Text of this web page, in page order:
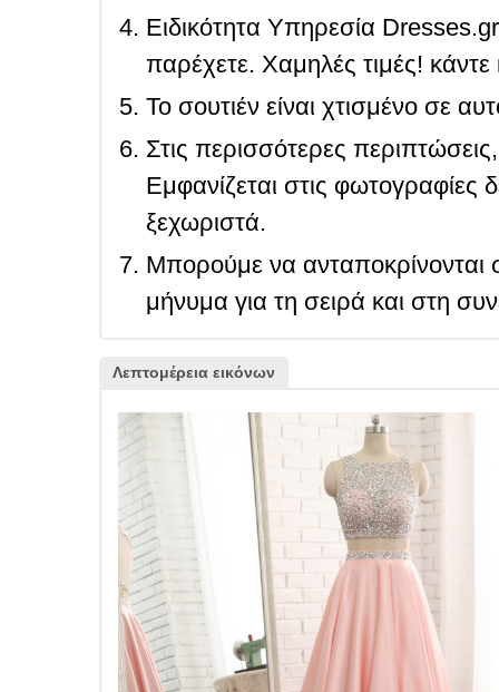
Ειδικότητα Υπηρεσία
παρέχετε. Χαμηλές τιμές! κάντε
Το σουτιέν είναι χτισμένο σε
Στις περισσότερες
Εμφανίζεται στις φωτογραφίες
ξεχωριστά.
Μπορούμε να ανταποκρίνονται
μήνυμα για τη σειρά και στη
Λεπτομέρεια εικόνων